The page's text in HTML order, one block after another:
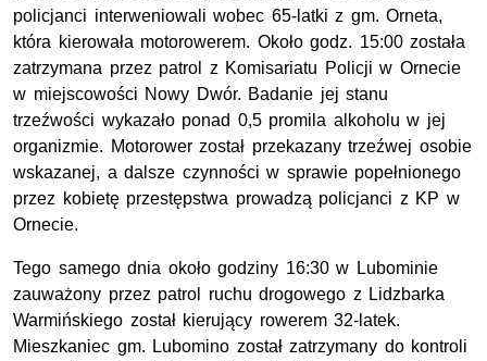
policjanci interweniowali wobec 65-latki z gm. Orneta,
która kierowała motorowerem. Około godz. 15:00 została
zatrzymana przez patrol z Komisariatu Policji w Ornecie
w miejscowości Nowy Dwór. Badanie jej stanu
trzeźwości wykazało ponad 0,5 promila alkoholu w jej
organizmie. Motorower został przekazany trzeźwej osobie
wskazanej, a dalsze czynności w sprawie popełnionego
przez kobietę przestępstwa prowadzą policjanci z KP w
Ornecie.
Tego samego dnia około godziny 16:30 w Lubominie
zauważony przez patrol ruchu drogowego z Lidzbarka
Warmińskiego został kierujący rowerem 32-latek.
Mieszkaniec gm. Lubomino został zatrzymany do kontroli